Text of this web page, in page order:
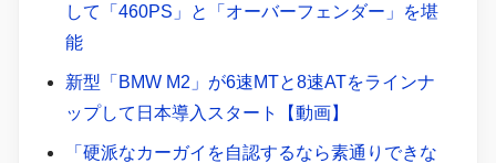
して「460PS」と「オーバーフェンダー」を堪
能
新型「BMW M2」が6速MTと8速ATをラインナ
ップして日本導入スタート【動画】
「硬派なカーガイを自認するなら素通りできな